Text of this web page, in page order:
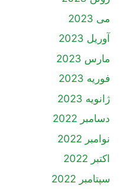
می 2023
آوریل 2023
مارس 2023
فوریه 2023
ژانویه 2023
دسامبر 2022
نوامبر 2022
اکتبر 2022
سپتامبر 2022